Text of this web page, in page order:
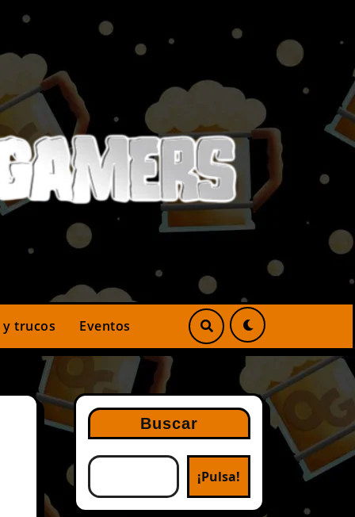
y trucos Eventos
Buscar
¡Pulsa!